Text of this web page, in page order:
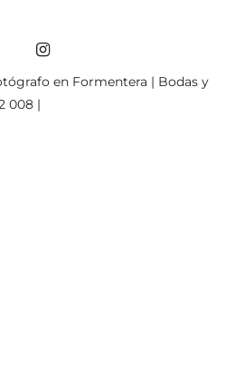
en Formentera | Bodas y
008 |